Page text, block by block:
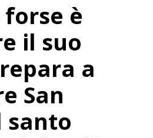
è
il suo
a
San
santo